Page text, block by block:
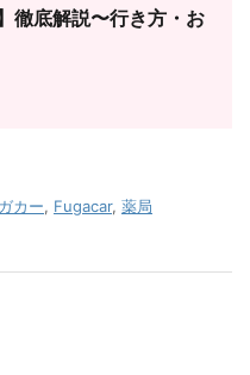
徹底解説〜行き方・お
カー, Fugacar, 薬局